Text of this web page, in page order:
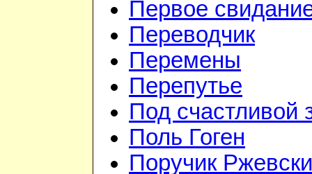
Первое
Переводчик
Перемены
Перепутье
Под счастливой
Поль Гоген
Поручик